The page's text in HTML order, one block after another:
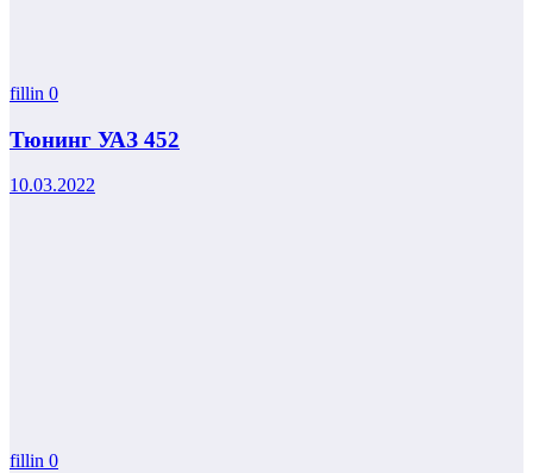
fillin 0
Тюнинг УАЗ 452
10.03.2022
fillin 0